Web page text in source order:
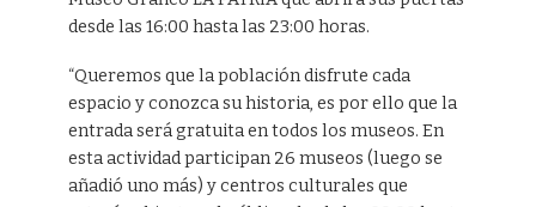
desde las 16:00 hasta las 23:00 horas.
“Queremos que la población disfrute cada
espacio y conozca su historia, es por ello que la
entrada será gratuita en todos los museos. En
esta actividad participan 26 museos (luego se
añadió uno más) y centros culturales que